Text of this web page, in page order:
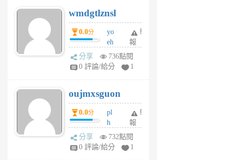
R
P
m
v
A
V
個
月
前
wmdgtlznsl
0.0分
yo
eh
ld
gy
個
月
前
舉
報
分享
736點閱
0 評論/給分
1
oujmxsguon
0.0分
pl
h
wi
w
舉
報
分享
732點閱
0 評論/給分
1